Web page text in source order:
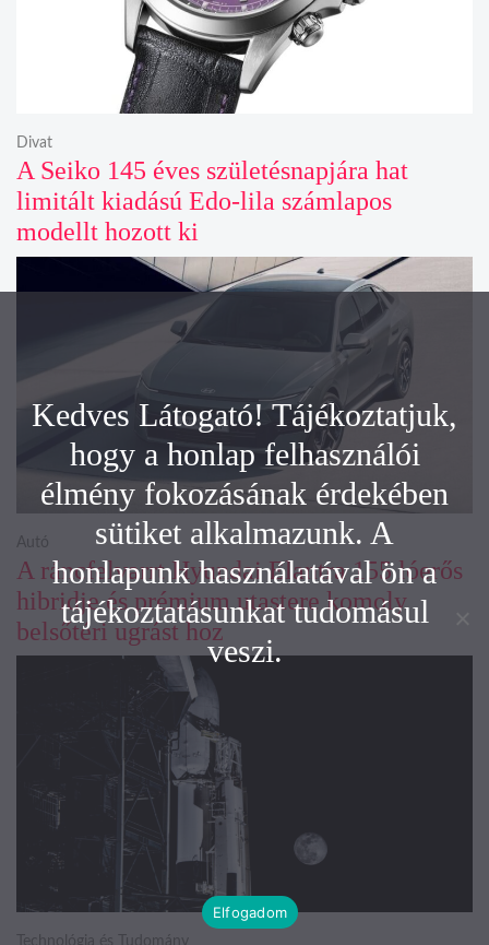
A Seiko 145 éves születésnapjára hat
limitált kiadású Edo-lila számlapos
modellt hozott ki
Divat
A ráncfelvarrt Hyundai Elantra 155 lóerős
hibridje és prémium utastere komoly
belsőtéri ugrást hoz
Autó
Technológia és Tudomány
Kedves Látogató! Tájékoztatjuk,
hogy a honlap felhasználói
élmény fokozásának érdekében
sütiket alkalmazunk. A
honlapunk használatával ön a
tájékoztatásunkat tudomásul
veszi.
Elfogadom